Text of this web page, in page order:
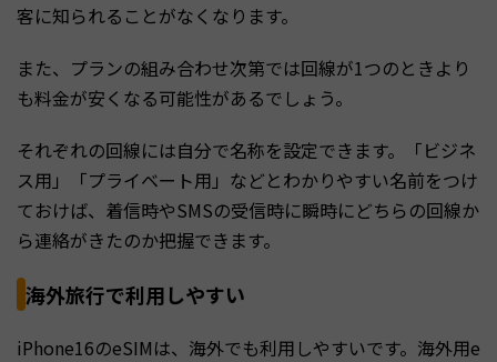
客に知られることがなくなります。
また、プランの組み合わせ次第では回線が1つのときより
も料金が安くなる可能性があるでしょう。
それぞれの回線には自分で名称を設定できます。「ビジネ
ス用」「プライベート用」などとわかりやすい名前をつけ
ておけば、着信時やSMSの受信時に瞬時にどちらの回線か
ら連絡がきたのか把握できます。
海外旅行で利用しやすい
iPhone16のeSIMは、海外でも利用しやすいです。海外用e